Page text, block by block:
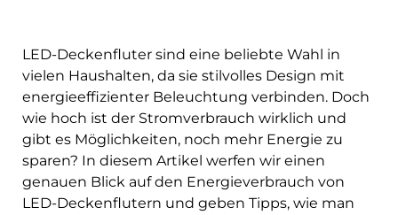
LED-Deckenfluter sind eine beliebte Wahl in
vielen Haushalten, da sie stilvolles Design mit
energieeffizienter Beleuchtung verbinden. Doch
wie hoch ist der Stromverbrauch wirklich und
gibt es Möglichkeiten, noch mehr Energie zu
sparen? In diesem Artikel werfen wir einen
genauen Blick auf den Energieverbrauch von
LED-Deckenflutern und geben Tipps, wie man